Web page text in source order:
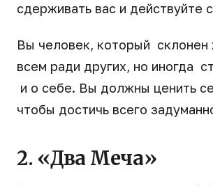
сдерживать вас и действуйте
Вы человек, который склонен
всем ради других, но иногда
и о себе. Вы должны ценить
чтобы достичь всего
2. «Два Меча»